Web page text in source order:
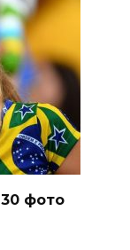
фото